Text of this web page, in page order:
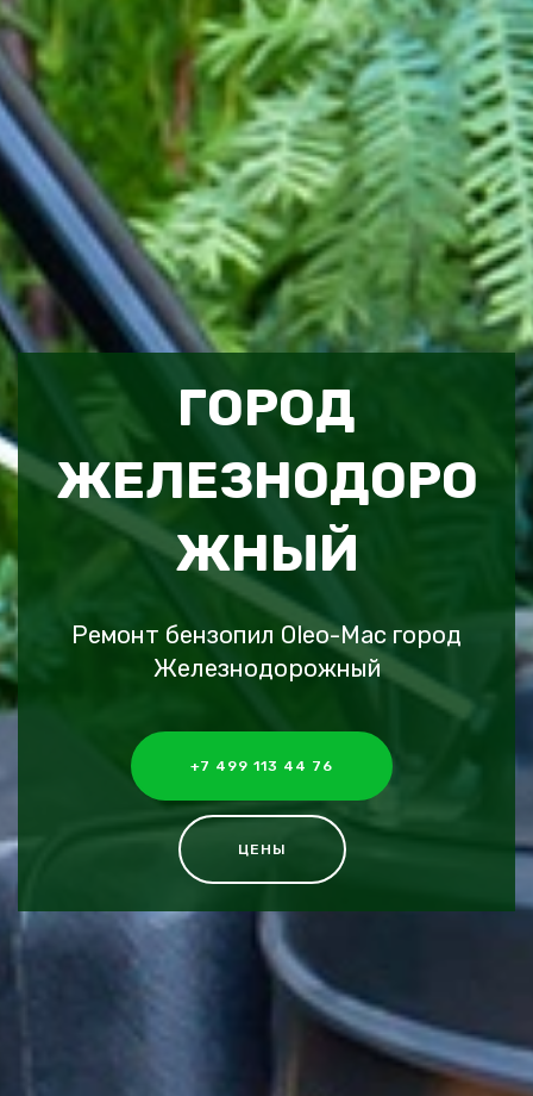
ГОРОД
ЖЕЛЕЗНОДОРО
ЖНЫЙ
Ремонт бензопил Oleo-Mac город
Железнодорожный
+7 499 113 44 76
ЦЕНЫ